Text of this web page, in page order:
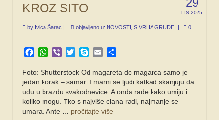
LIS 2025
KROZ SITO
by Ivica Šarac | objavljeno u: NOVOSTI S VRHA GRUDE | 0
Facebook
WhatsApp
Viber TwitterSkypeEmail
Foto: Shutterstock Od magareta do magarca samo je
jedan korak – samar. I marni se ljudi katkad skanjuju da
uđu u brazdu svakodnevice. A onda rade kako umiju i
koliko mogu. Tko s najviše elana radi, najmanje se
umara. Ante … pročitajte više